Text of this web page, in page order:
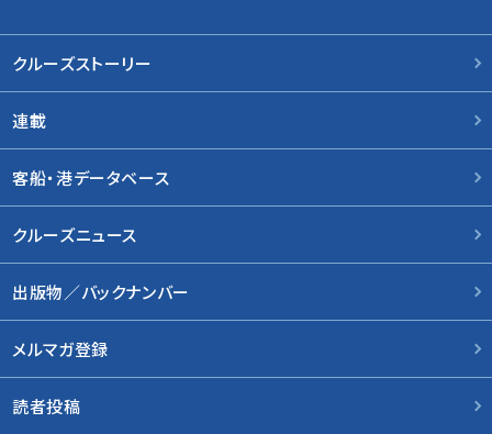
クルーズストーリー
連載
客船・港データベース
クルーズニュース
出版物／バックナンバー
メルマガ登録
読者投稿